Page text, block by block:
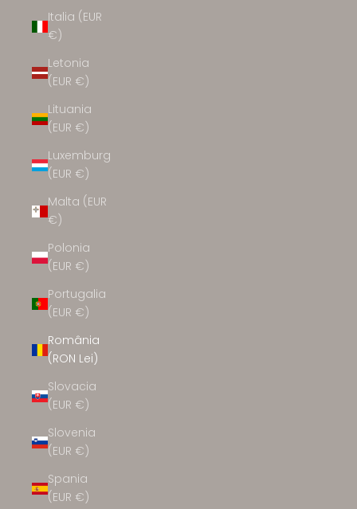
Italia (EUR
€)
Letonia
(EUR €)
Lituania
(EUR €)
Luxemburg
(EUR €)
Malta (EUR
€)
Polonia
(EUR €)
Portugalia
(EUR €)
România
(RON Lei)
Slovacia
(EUR €)
Slovenia
(EUR €)
Spania
(EUR €)